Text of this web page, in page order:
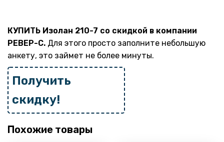
КУПИТЬ Изолан 210-7 со скидкой в компании
РЕВЕР-С. Для этого просто заполните небольшую
анкету, это займет не более минуты.
Получить
скидку!
Похожие товары